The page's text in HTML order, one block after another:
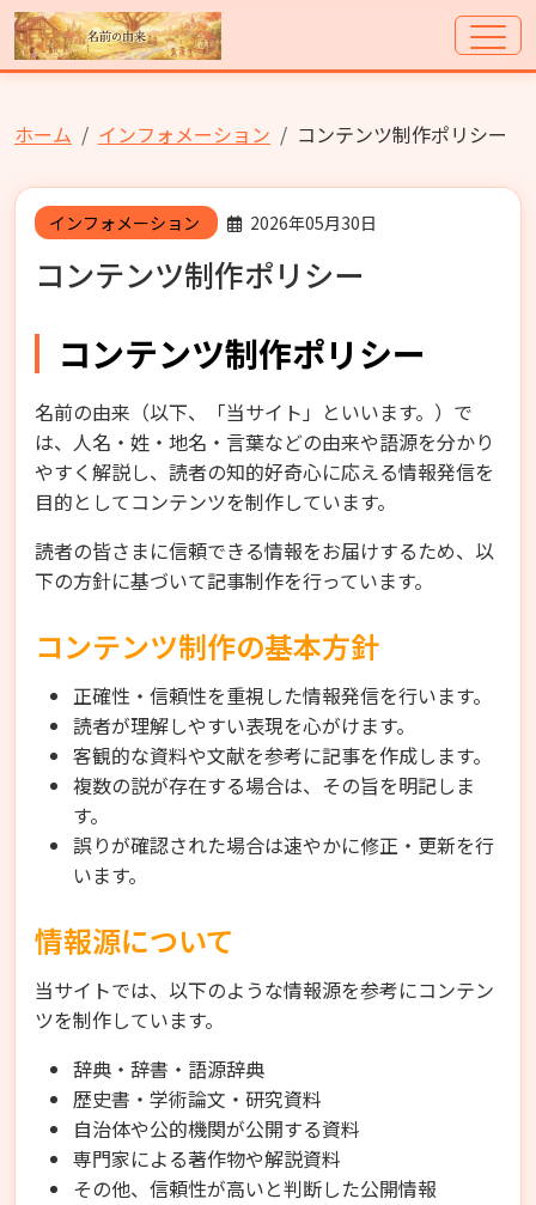
ホーム インフォメーション コンテンツ制作ポリシー
インフォメーション 2026年05月30日
コンテンツ制作ポリシー
コンテンツ制作ポリシー
名前の由来（以下、「当サイト」といいます。）で
は、人名・姓・地名・言葉などの由来や語源を分かり
やすく解説し、読者の知的好奇心に応える情報発信を
目的としてコンテンツを制作しています。
読者の皆さまに信頼できる情報をお届けするため、以
下の方針に基づいて記事制作を行っています。
コンテンツ制作の基本方針
正確性・信頼性を重視した情報発信を行います。
読者が理解しやすい表現を心がけます。
客観的な資料や文献を参考に記事を作成します。
複数の説が存在する場合は、その旨を明記しま
す。
誤りが確認された場合は速やかに修正・更新を行
います。
情報源について
当サイトでは、以下のような情報源を参考にコンテン
ツを制作しています。
辞典・辞書・語源辞典
歴史書・学術論文・研究資料
自治体や公的機関が公開する資料
専門家による著作物や解説資料
その他、信頼性が高いと判断した公開情報